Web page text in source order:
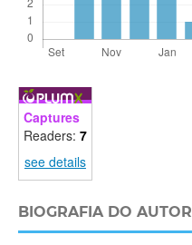
Captures
Readers: 7
see details
BIOGRAFIA DO AUTOR